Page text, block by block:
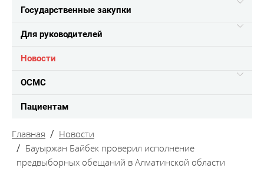
Государственные закупки
Для руководителей
Новости
ОСМС
Пациентам
Главная
Новости
Бауыржан Байбек проверил исполнение
предвыборных обещаний в Алматинской области